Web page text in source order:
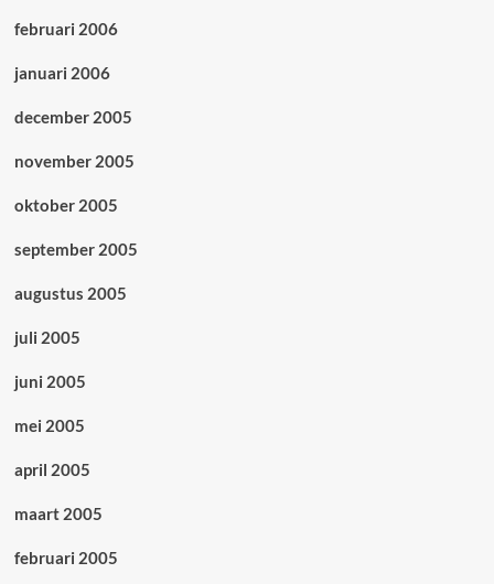
februari 2006
januari 2006
december 2005
november 2005
oktober 2005
september 2005
augustus 2005
juli 2005
juni 2005
mei 2005
april 2005
maart 2005
februari 2005